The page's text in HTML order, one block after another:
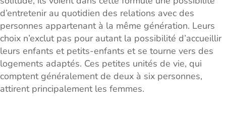
d’entretenir au quotidien des relations avec des
personnes appartenant à la même génération. Leurs
choix n’exclut pas pour autant la possibilité d’accueillir
leurs enfants et petits-enfants et se tourne vers des
logements adaptés. Ces petites unités de vie, qui
comptent généralement de deux à six personnes,
attirent principalement les femmes.